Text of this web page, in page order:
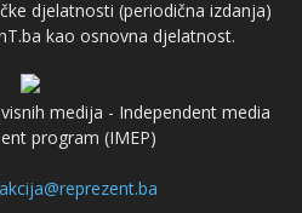
djelatnosti (periodična izdanja)
kao osnovna djelatnost.
medija - Independent media
program (IMEP)